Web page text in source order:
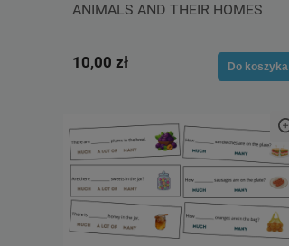
ANIMALS AND THEIR HOMES
10,00 zł Do koszyka